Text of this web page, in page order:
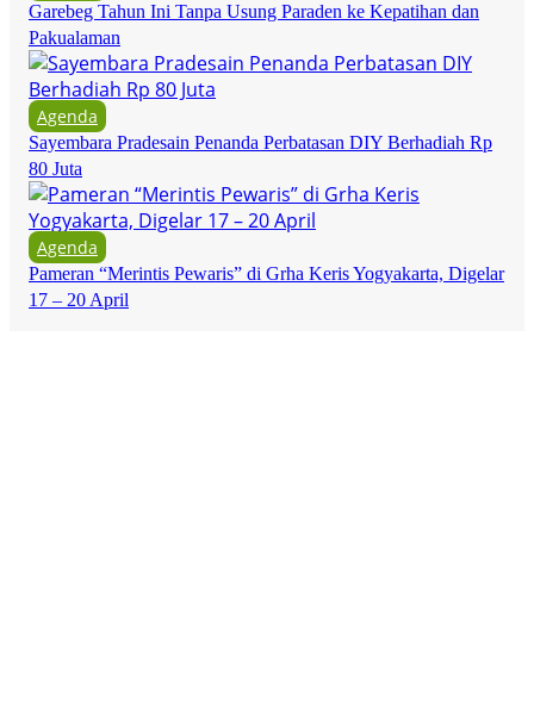
Garebeg Tahun Ini Tanpa Usung Paraden ke Kepatihan dan
Pakualaman
Agenda
Sayembara Pradesain Penanda Perbatasan DIY Berhadiah Rp
80 Juta
Agenda
Pameran “Merintis Pewaris” di Grha Keris Yogyakarta, Digelar
17 – 20 April